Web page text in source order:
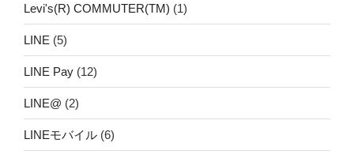
Levi's(R) COMMUTER(TM) (1)
LINE (5)
LINE Pay (12)
LINE@ (2)
LINEモバイル (6)